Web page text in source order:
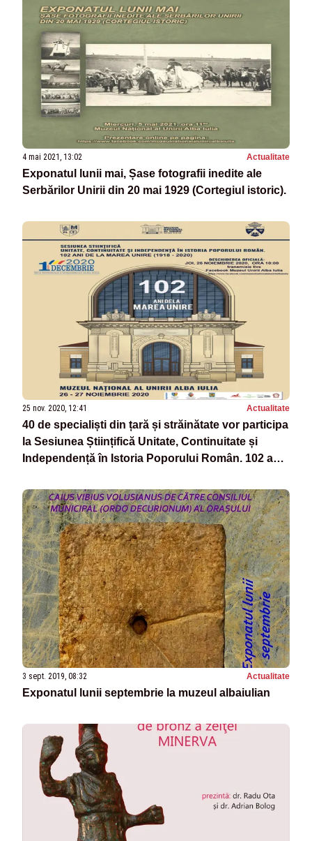
4 mai 2021, 13:02 Actualitate
Exponatul lunii mai, Șase fotografii inedite ale
Serbărilor Unirii din 20 mai 1929 (Cortegiul istoric).
25 nov. 2020, 12:41 Actualitate
40 de specialiști din țară și străinătate vor participa
la Sesiunea Științifică Unitate, Continuitate și
Independență în Istoria Poporului Român. 102 ani
3 sept. 2019, 08:32 Actualitate
Exponatul lunii septembrie la muzeul albaiulian